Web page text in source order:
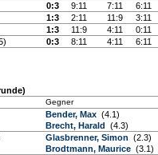
0:3 9:11 7:11
6:11
1:3 2:11 11:9
3:11
1:3 11:9 4:11
0:11
0:3 8:11 4:11 6:11
Gegner
Bender, Max (4.1)
Brecht, Harald (4.3)
Glasbrenner, Simon (2.3)
Brodtmann, Maurice (3.1)